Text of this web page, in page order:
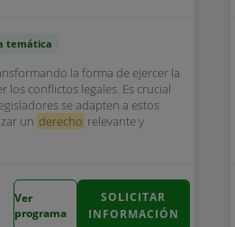
temática
la forma de ejercer la
los conflictos legales. Es crucial
se adapten a estos
un derecho relevante y
Ver
programa
SOLICITAR
INFORMACIÓN